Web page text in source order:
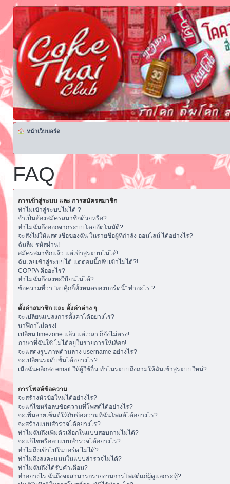
หน้าเว็บบอร์ด
FAQ
การเข้าสู่ระบบ และ การสมัครสมาชิก
ทำไมเข้าสู่ระบบไม่ได้ ?
จำเป็นต้องสมัครสมาชิกด้วยหรือ?
ทำไมฉันถึงออกจากระบบโดยอัตโนมัติ?
จะสั่งไม่ให้แสดงชื่อของฉัน ในรายชื่อผู้ที่กำลัง ออนไลน์ ได้อย่างไร?
ฉันลืม รหัสผ่าน!
สมัครสมาชิกแล้ว แต่เข้าสู่ระบบไม่ได้!
ฉันเคยเข้าสู่ระบบได้ แต่ตอนนี้กลับเข้าไม่ได้?!
COPPA คืออะไร?
ทำไมฉันถึงลงทะเีบียนไม่ได้?
ข้อความที่ว่า “ลบคุีกกี้ทั้งหมดของบอร์ดนี้” ทำอะไร ?
ตั้งค่าสมาชิก และ ตั้งค่าต่าง ๆ
จะเปลี่ยนแปลงการตั้งค่าได้อย่างไร?
นาฬิกาไม่ตรง!
เปลี่ยน timezone แล้ว แต่เวลา ก็ยังไม่ตรง!
ภาษาที่ฉันใช้ ไม่ได้อยู่ในรายการให้เลือก!
จะแสดงรูปภาพด้านล่าง username อย่างไร?
จะเปลี่ยนระดับขั้นได้อย่างไร?
เมื่อฉันคลิกส่ง email ให้ผู้ใช้อื่น ทำไมระบบถึงถามให้ฉันเข้าสู่ระบบใหม่?
การโพสต์ข้อความ
จะสร้างหัวข้อใหม่ได้อย่างไร?
จะแก้ไขหรือลบข้อความที่โพสต์ได้อย่างไร?
จะเพิ่มลายเซ็นต์ให้กับข้อความที่ฉันโพสต์ได้อย่างไร?
จะสร้างแบบสำรวจได้อย่างไร?
ทำไมฉันถึงเพิ่มตัวเลือกในแบบสอบถามไม่ได้?
จะแก้ไขหรือลบแบบสำรวจได้อย่างไร?
ทำไมถึงเข้าไปในบอร์ด ไม่ได้?
ทำไมถึงลงคะแนนในแบบสำรวจไม่ได้?
ทำไมฉันถึงได้รับคำเตือน?
ทำอย่างไร ฉันถึงจะสามารถรายงานการโพสต์แก่ผู้ดูแลกระทู้?